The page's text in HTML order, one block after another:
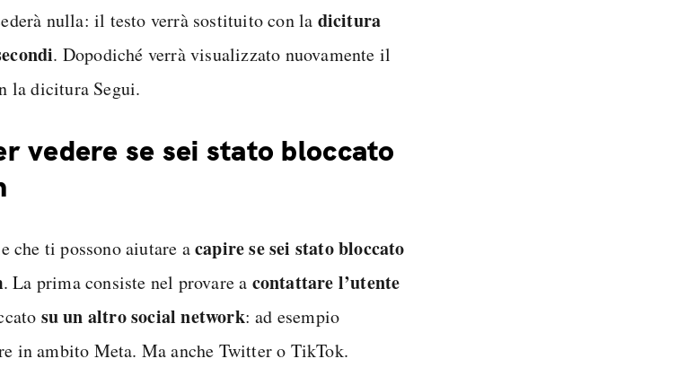
nulla: il testo verrà sostituito con la dicitura
. Dopodiché verrà visualizzato nuovamente il
la dicitura Segui.
vedere se sei stato bloccato
che ti possono aiutare acapire se sei stato bloccato
. La prima consiste nel provare a contattare l’utente
su un altro social network: ad esempio
in ambito Meta. Ma anche Twitter o TikTok.